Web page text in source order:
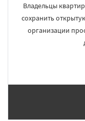
Владельцы
сохранить
организации